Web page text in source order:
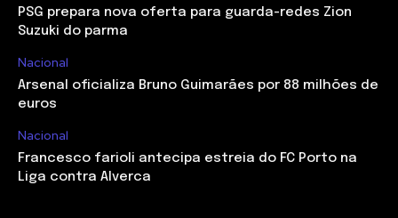
PSG prepara nova oferta para guarda-redes Zion
Suzuki do parma
Nacional
Arsenal oficializa Bruno Guimarães por 88 milhões de
euros
Nacional
Francesco farioli antecipa estreia do FC Porto na
Liga contra Alverca